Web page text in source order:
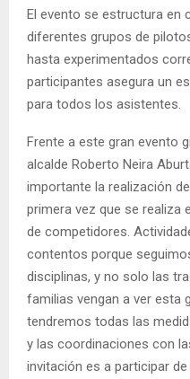
El evento se estructura en
diferentes grupos de
hasta experimentados
participantes asegura un
para todos los asistentes.
Frente a este gran evento
alcalde Roberto Neira
importante la realización
primera vez que se realiza
de competidores.
contentos porque
disciplinas, y no solo las
familias vengan a ver esta
tendremos todas las
y las coordinaciones con
invitación es a participar